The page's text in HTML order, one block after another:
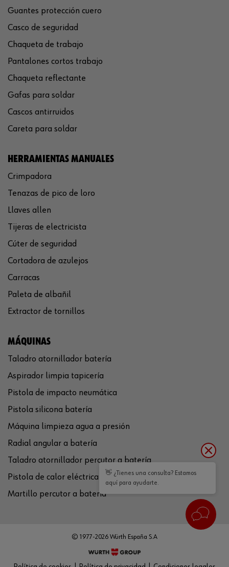
Guantes protección cuero
Casco de seguridad
Chaqueta de trabajo
Pantalones cortos trabajo
Chaqueta reflectante
Gafas para soldar
Cascos antirruidos
Careta para soldar
HERRAMIENTAS MANUALES
Crimpadora
Tenazas de pico de loro
Llaves allen
Tijeras de electricista
Cúter de seguridad
Cortadora de azulejos
Carracas
Paleta de albañil
Extractor de tornillos
MÁQUINAS
Taladro atornillador batería
Aspirador limpia tapicería
Pistola de impacto neumática
Pistola silicona batería
Máquina limpieza agua a presión
Radial angular a batería
Taladro atornillador percutor a batería
Pistola de calor eléctrica
Martillo percutor a batería
© 1977-2026 Würth España S.A
👋 ¿Tienes una consulta? Estamos
aquí para ayudarte.